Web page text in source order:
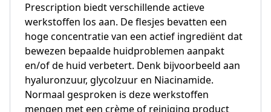
Prescription biedt verschillende actieve
werkstoffen los aan. De flesjes bevatten een
hoge concentratie van een actief ingrediënt dat
bewezen bepaalde huidproblemen aanpakt
en/of de huid verbetert. Denk bijvoorbeeld aan
hyaluronzuur, glycolzuur en Niacinamide.
Normaal gesproken is deze werkstoffen
mengen met een crème of reiniging product